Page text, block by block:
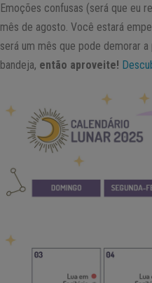
Emoções confusas (será que eu
mês de agosto. Você estará
será um mês que pode demorar
bandeja, então aproveite!